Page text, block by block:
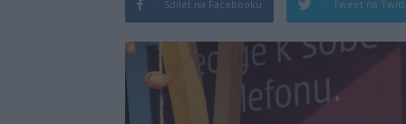
Sdílet na Facebooku Tweet na